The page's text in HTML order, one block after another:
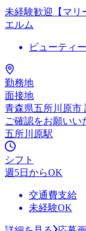
未経験歓迎【マ
エルム
ビューティ
勤務地
面接地
青森県五所川原市
ご確認をお願いい
五所川原駅
シフト
週5日からOK
交通費支給
未経験OK